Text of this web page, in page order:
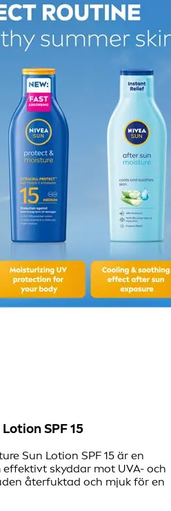
SPF 15
Sun Lotion SPF 15 är en
skyddar mot UVA- och
återfuktad och mjuk för en